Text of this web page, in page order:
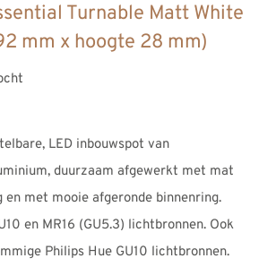
REVIEWS
INFO
Turnable Matt White
mm x hoogte 28 mm)
LED inbouwspot van
duurzaam afgewerkt met mat
met mooie afgeronde binnenring.
en MR16 (GU5.3) lichtbronnen. Ook
Philips Hue GU10 lichtbronnen.